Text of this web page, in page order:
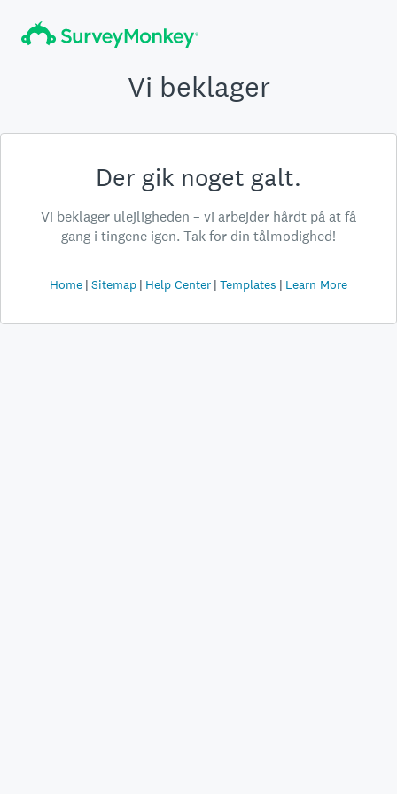
Vi beklager
Der gik noget galt.
Vi beklager ulejligheden – vi arbejder hårdt på at få
gang i tingene igen. Tak for din tålmodighed!
Home Sitemap Help Center Templates Learn More